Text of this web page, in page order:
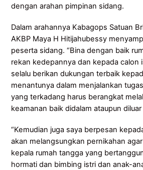
dengan arahan pimpinan sidang.
Dalam arahannya Kabagops Satuan
AKBP Maya H Hitijahubessy
peserta sidang. “Bina dengan baik
rekan kedepannya dan kepada calon
selalu berikan dukungan terbaik
menantunya dalam menjalankan
yang terkadang harus berangkat
keamanan baik didalam ataupun
“Kemudian juga saya berpesan
akan melangsungkan pernikahan
kepala rumah tangga yang
hormati dan bimbing istri dan anak-